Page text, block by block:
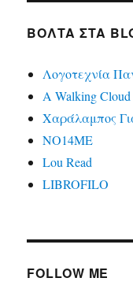
ΒΌΛΤΑ ΣΤΑ
Λογοτεχνία
A Walking Cloud
Χαράλαμπος
ΝΟ14ΜΕ
Lou Read
LIBROFILO
FOLLOW ME